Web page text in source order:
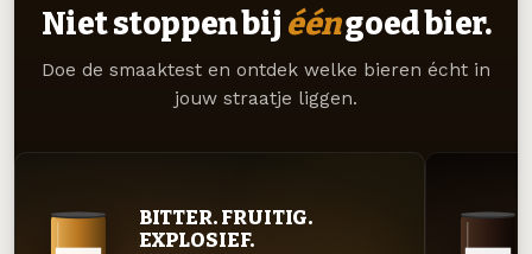
Niet stoppen bij ééngoed bier.
Doe de smaaktest en ontdek welke bieren écht in
jouw straatje liggen.
BITTER. FRUITIG.
EXPLOSIEF.